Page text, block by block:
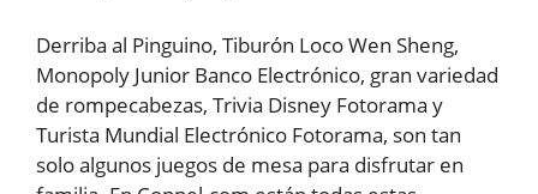
Derriba al Pinguino, Tiburón Loco Wen Sheng,
Monopoly Junior Banco Electrónico, gran variedad
de rompecabezas, Trivia Disney Fotorama y
Turista Mundial Electrónico Fotorama, son tan
solo algunos juegos de mesa para disfrutar en